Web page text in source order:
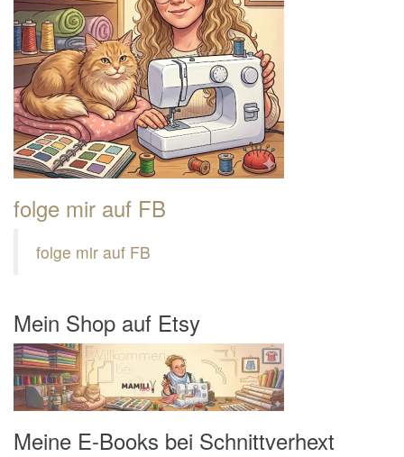
folge mir auf FB
folge mir auf FB
Mein Shop auf Etsy
Meine E-Books bei Schnittverhext